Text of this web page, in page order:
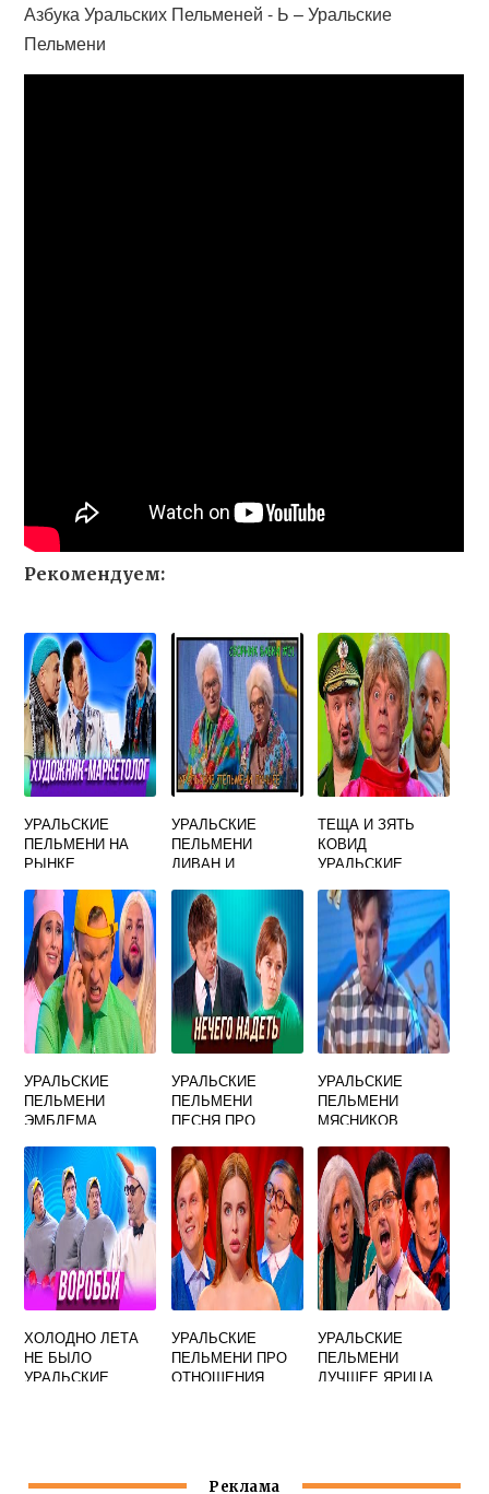
Азбука Уральских Пельменей - Ь – Уральские
Пельмени
Рекомендуем:
УРАЛЬСКИЕ
ПЕЛЬМЕНИ НА
РЫНКЕ
УРАЛЬСКИЕ
ПЕЛЬМЕНИ
ДИВАН И
ТЕЩА И ЗЯТЬ
КОВИД
УРАЛЬСКИЕ
УРАЛЬСКИЕ
ПЕЛЬМЕНИ
ЭМБЛЕМА
УРАЛЬСКИЕ
ПЕЛЬМЕНИ
ПЕСНЯ ПРО
СОКОЛОВ И
ЕРШОВ
УРАЛЬСКИЕ
ПЕЛЬМЕНИ
МЯСНИКОВ
ХОЛОДНО ЛЕТА
НЕ БЫЛО
УРАЛЬСКИЕ
УРАЛЬСКИЕ
ПЕЛЬМЕНИ ПРО
ОТНОШЕНИЯ
УРАЛЬСКИЕ
ПЕЛЬМЕНИ
ЛУЧШЕЕ ЯРИЦА
Реклама